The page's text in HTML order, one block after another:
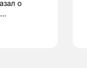
о